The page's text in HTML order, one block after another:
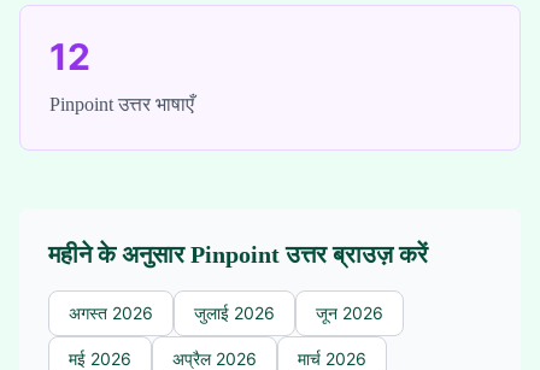
12
Pinpoint उत्तर भाषाएँ
महीने के अनुसार Pinpoint उत्तर ब्राउज़ करें
अगस्त 2026 जुलाई 2026 जून 2026
मई 2026 अप्रैल 2026 मार्च 2026